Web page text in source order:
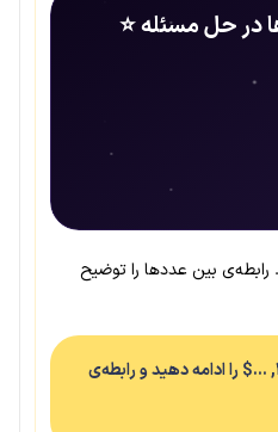
در حل مسئله ⭐
رابطه‌ی بین عددها را توضیح
الگوی $۴۵, ۴۰, ۳۵, ۳۰, …$ را ادامه دهید و رابطه‌ی